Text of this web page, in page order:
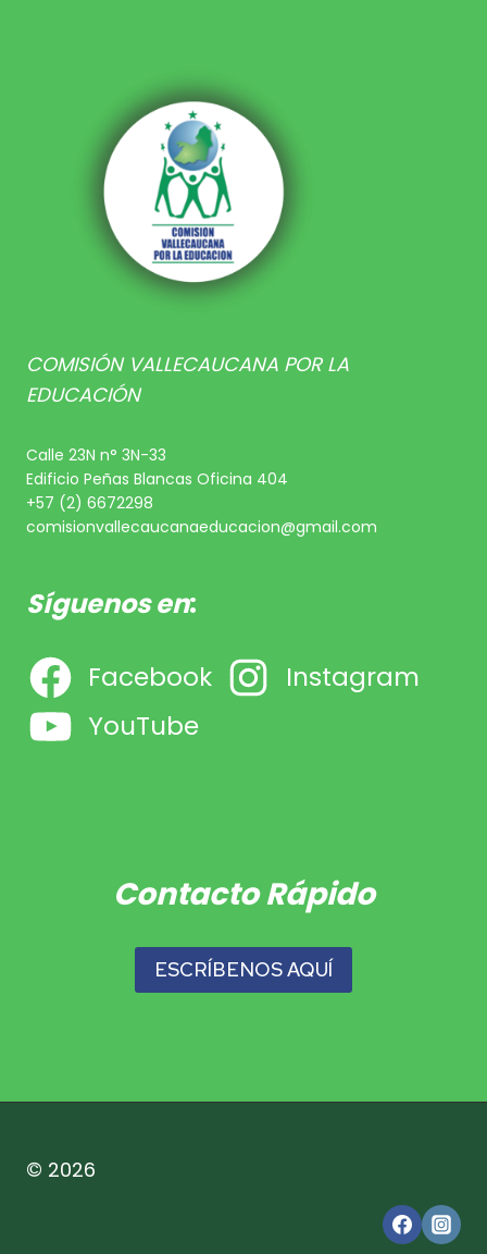
COMISIÓN VALLECAUCANA POR LA
EDUCACIÓN
Calle 23N n° 3N-33
Edificio Peñas Blancas Oficina 404
+57 (2) 6672298
comisionvallecaucanaeducacion@gmail.com
Síguenos en:
Facebook
Instagram
YouTube
Contacto Rápido
ESCRÍBENOS AQUÍ
© 2026